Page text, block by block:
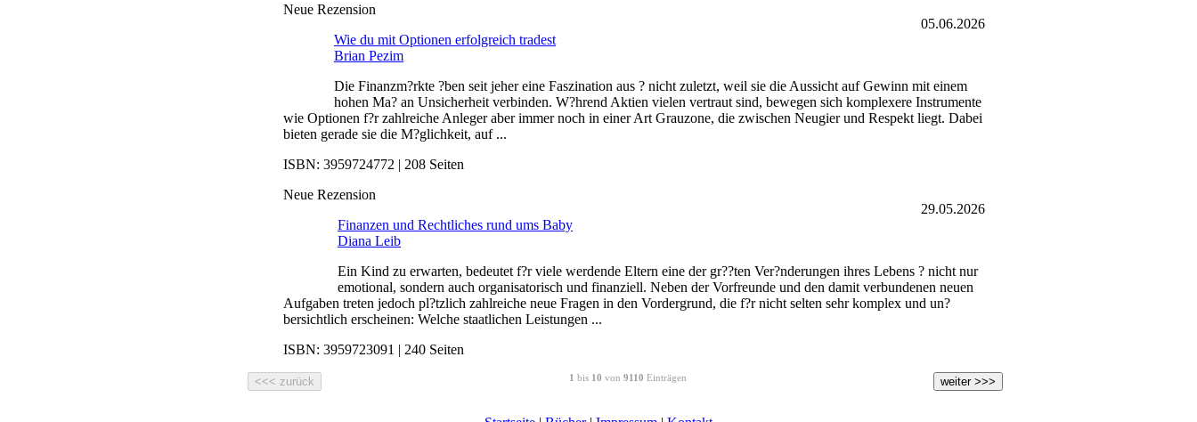
05.06.2026
Neue Rezension
Wie du mit Optionen erfolgreich tradest
Brian Pezim
Die Finanzm?rkte ?ben seit jeher eine Faszination aus ? nicht zuletzt, weil sie die Aussicht auf Gewinn mit einem
hohen Ma? an Unsicherheit verbinden. W?hrend Aktien vielen vertraut sind, bewegen sich komplexere Instrumente
wie Optionen f?r zahlreiche Anleger aber immer noch in einer Art Grauzone, die zwischen Neugier und Respekt liegt. Dabei
bieten gerade sie die M?glichkeit, auf ...
ISBN: 3959724772 | 208 Seiten
29.05.2026
Neue Rezension
Finanzen und Rechtliches rund ums Baby
Diana Leib
Ein Kind zu erwarten, bedeutet f?r viele werdende Eltern eine der gr??ten Ver?nderungen ihres Lebens ? nicht nur
emotional, sondern auch organisatorisch und finanziell. Neben der Vorfreunde und den damit verbundenen neuen
Aufgaben treten jedoch pl?tzlich zahlreiche neue Fragen in den Vordergrund, die f?r nicht selten sehr komplex und un?
bersichtlich erscheinen: Welche staatlichen Leistungen ...
ISBN: 3959723091 | 240 Seiten
1 bis 10 von 9110 Einträgen